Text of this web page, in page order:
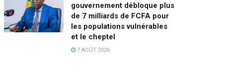
gouvernement débloque plus
de 7 milliards de FCFA pour
les populations vulnérables
et le cheptel
7 AOÛT 2026